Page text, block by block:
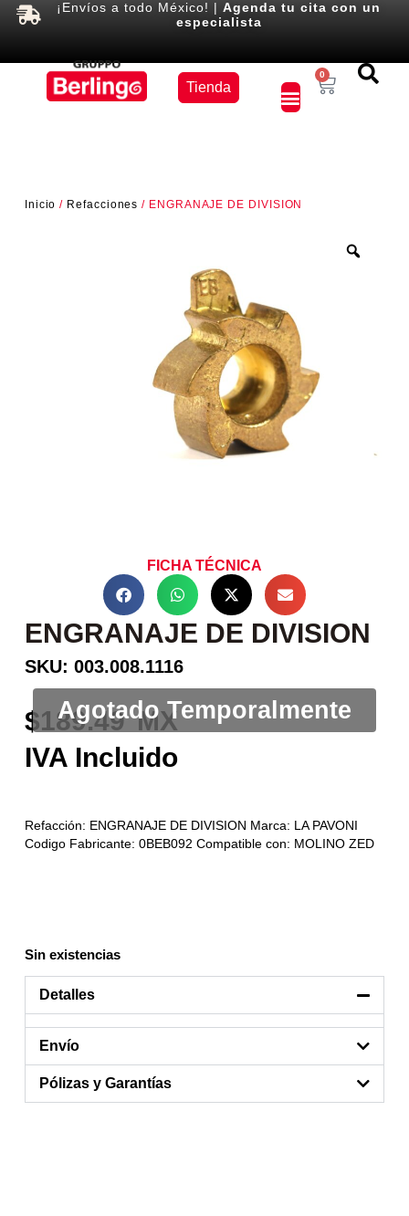
¡Envíos a todo México! |Agenda tu cita con un
especialista
Tienda
0
Inicio / Refacciones / ENGRANAJE DE DIVISION
FICHA TÉCNICA
ENGRANAJE DE DIVISION
SKU: 003.008.1116
189.49
Refacción: ENGRANAJE DE DIVISION Marca: LA PAVONI
Codigo Fabricante: 0BEB092 Compatible con: MOLINO ZED
Sin existencias
Detalles
Envío
Pólizas y Garantías